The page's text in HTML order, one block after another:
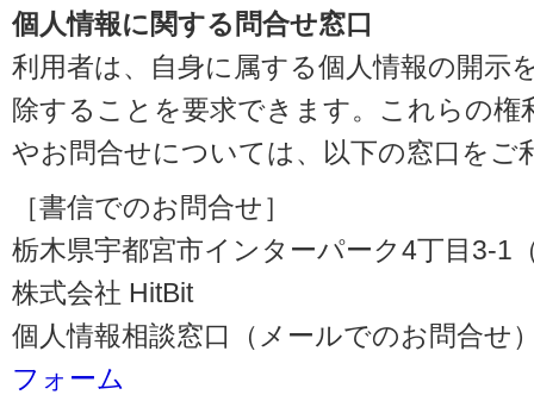
個人情報に関する問合せ窓口
利用者は、自身に属する個人情報の開示
除することを要求できます。これらの権
やお問合せについては、以下の窓口をご
［書信でのお問合せ］
栃木県宇都宮市インターパーク4丁目3-1
株式会社 HitBit
個人情報相談窓口（メールでのお問合せ
フォーム